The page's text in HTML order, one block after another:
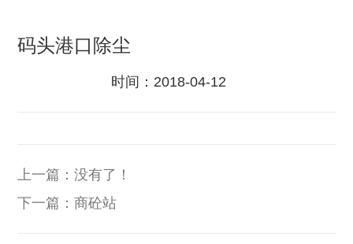
码头港口除尘
时间： 2018-04-12
上一篇：没有了！
下一篇：商砼站